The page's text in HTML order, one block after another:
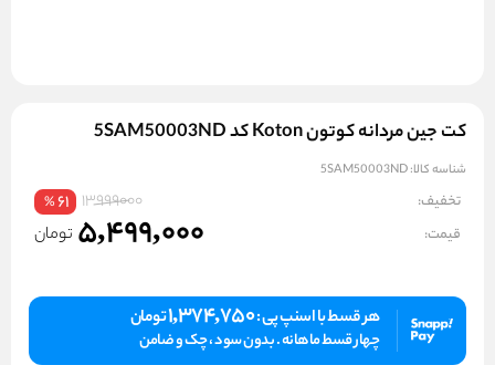
کت جین مردانه کوتون Koton کد 5SAM50003ND
شناسه کالا:5SAM50003ND
تخفیف: 13999000
61
%
قیمت: 5,499,000 تومان
هر قسط با اسنپ پی :1,374,750تومان
چهار قسط ماهانه . بدون سود ، چک و ضامن